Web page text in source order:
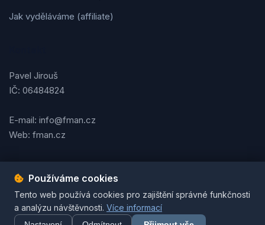
Jak vyděláváme (affiliate)
Pavel Jirouš
IČ: 06484824
E-mail: info@fman.cz
Web: fman.cz
Podmínky použitíOchrana osobních údajůCookies
© 2026 FMAN.cz. Všechna práva vyhrazena. | Vytvořil
Jirouš
Používáme cookies
Tento web používá cookies pro zajištění správné funkčnosti
a analýzu návštěvnosti. Více informací